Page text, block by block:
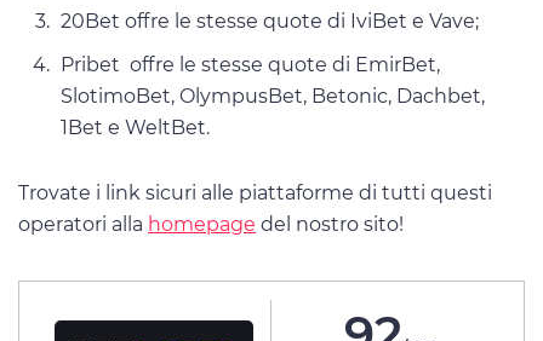
20Bet offre le stesse quote di IviBet e Vave;
Pribet offre le stesse quote di EmirBet,
SlotimoBet, OlympusBet, Betonic, Dachbet,
1Bet e WeltBet.
Trovate i link sicuri alle piattaforme di tutti questi
operatori alla homepage del nostro sito!